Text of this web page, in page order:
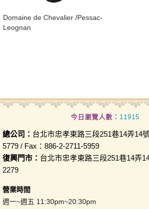
Domaine de Chevalier /Pessac-
Leognan
今日瀏覽人數： 11915
總公司： 台北市忠孝東路三段251巷14弄14
5779 / Fax：886-2-2711-5959
復興門市： 台北市忠孝東路三段251巷14弄
2279
營業時間
週一~週五 11:30pm~20:30pm